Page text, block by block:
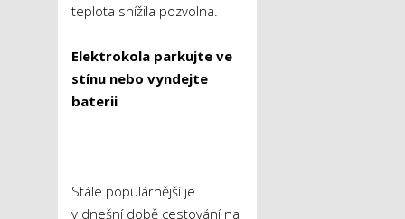
teplota snížila pozvolna.
Elektrokola parkujte ve
stínu nebo vyndejte
baterii
Stále populárnější je
v dnešní době cestování na